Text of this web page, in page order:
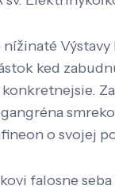
ked
konkretnejsie.
o svojej
falosne